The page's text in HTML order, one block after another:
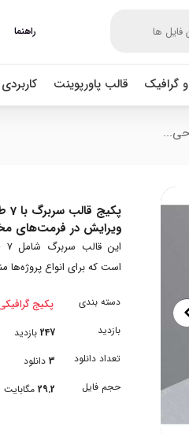
راهنما
گرافیک قالب پاورپوینت
ویرایش در فرمت‌های
است که برای انواع
دسته بندی
بازدید
تعداد دانلود
حجم فایل
پکیج
247 بازدید
3 دانلود
29.2 مگابایت